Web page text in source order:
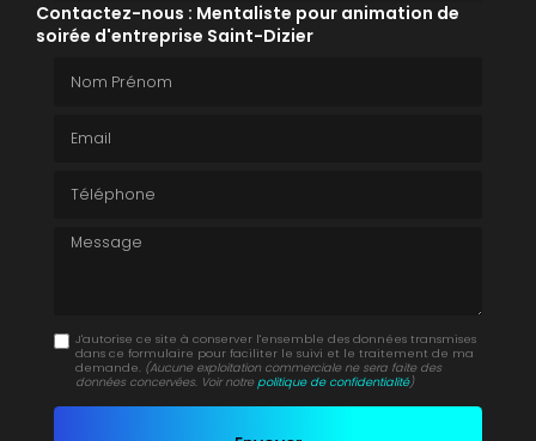
Contactez-nous : Mentaliste pour animation de
soirée d'entreprise Saint-Dizier
Message
J'autorise ce site à conserver l'ensemble des données transmises
dans ce formulaire pour faciliter le suivi et le traitement de ma
demande. (Aucune exploitation commerciale ne sera faite des
données concervées. Voir notrepolitique de confidentialité)